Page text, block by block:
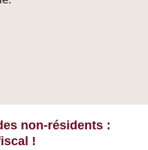
non-résidents :
!